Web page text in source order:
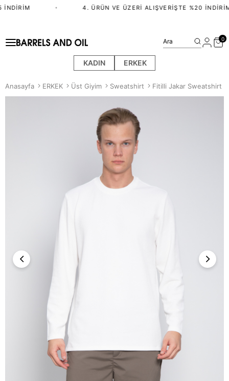
4. ÜRÜN VE ÜZERI ALIŞVERIŞTE %20 İNDIRIM
KADIN ERKEK
Ara 0
Anasayfa ERKEK Üst Giyim Sweatshirt Fitilli Jakar Sweatshirt -